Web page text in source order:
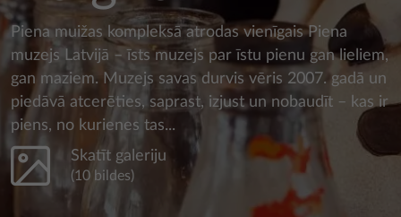
Piena muižas kompleksā atrodas vienīgais Piena
muzejs Latvijā – īsts muzejs par īstu pienu gan lieliem,
gan maziem. Muzejs savas durvis vēris 2007. gadā un
piedāvā atcerēties, saprast, izjust un nobaudīt – kas ir
piens, no kurienes tas...
Skatīt galeriju
(10 bildes)